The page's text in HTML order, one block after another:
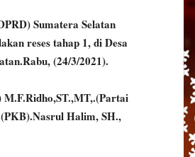
Sumatera Selatan
reses tahap 1, di Desa
(24/3/2021).
Halim, SH.,